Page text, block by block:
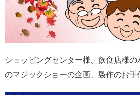
ショッピングセンター様、飲食店様の
のマジックショーの企画、製作のお手